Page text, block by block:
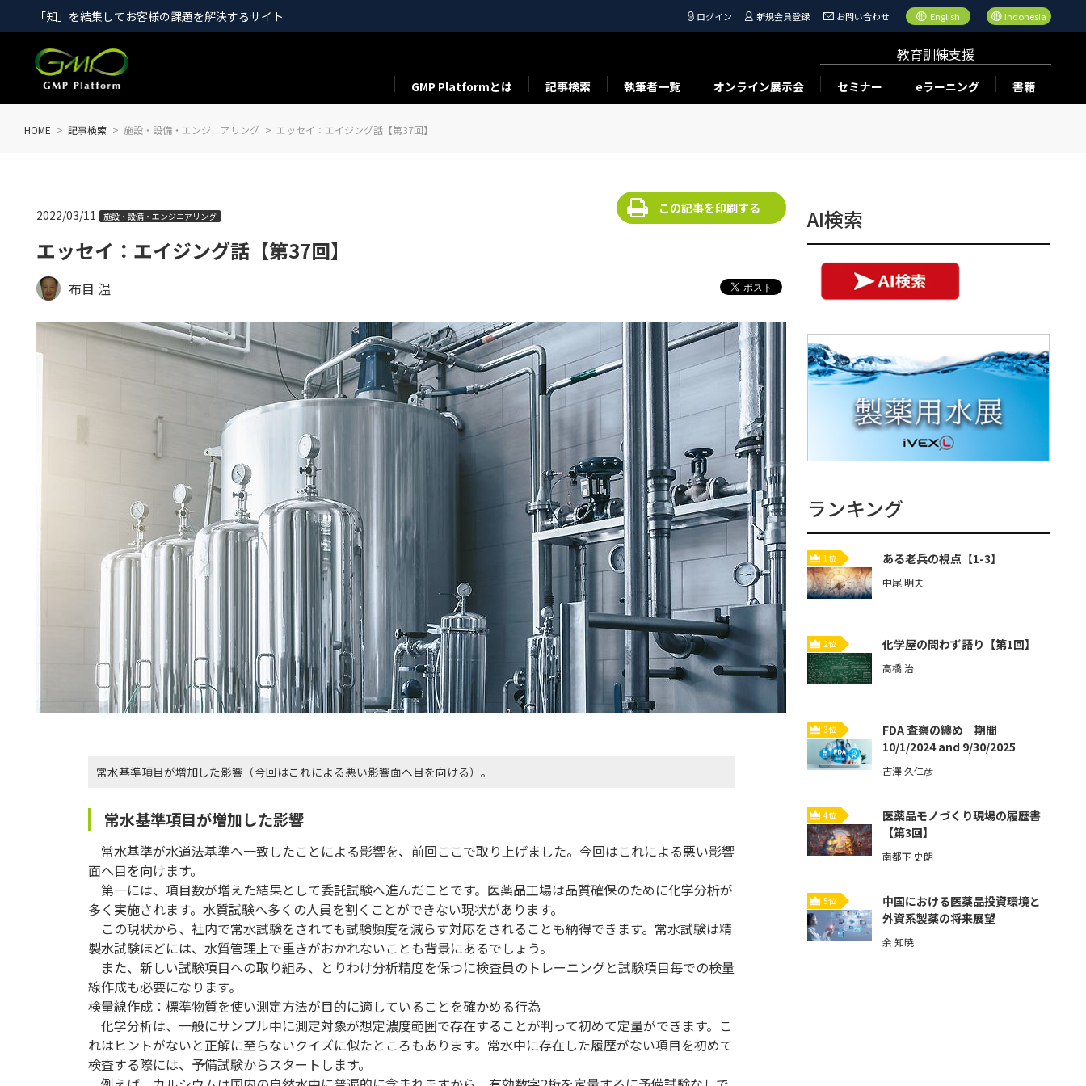
「知」を結集してお客様の課題を解決するサイト ログイン 新規会員登録 お問い合わせ English Indonesia
GMP Platformとは 記事検索 執筆者一覧 オンライン展示会
教育訓練支援
セミナー eラーニング 書籍
HOME 記事検索 施設・設備・エンジニアリング エッセイ：エイジング話【第37回】
エッセイ：エイジング話【第37回】
2022/03/11 施設・設備・エンジニアリング
この記事を印刷する
布目 温
常水基準項目が増加した影響（今回はこれによる悪い影響面へ目を向ける）。
常水基準項目が増加した影響
常水基準が水道法基準へ一致したことによる影響を、前回ここで取り上げました。今回はこれによる悪い影響
面へ目を向けます。
第一には、項目数が増えた結果として委託試験へ進んだことです。医薬品工場は品質確保のために化学分析が
多く実施されます。水質試験へ多くの人員を割くことができない現状があります。
この現状から、社内で常水試験をされても試験頻度を減らす対応をされることも納得できます。常水試験は精
製水試験ほどには、水質管理上で重きがおかれないことも背景にあるでしょう。
また、新しい試験項目への取り組み、とりわけ分析精度を保つに検査員のトレーニングと試験項目毎での検量
線作成も必要になります。
検量線作成：標準物質を使い測定方法が目的に適していることを確かめる行為
化学分析は、一般にサンプル中に測定対象が想定濃度範囲で存在することが判って初めて定量ができます。こ
れはヒントがないと正解に至らないクイズに似たところもあります。常水中に存在した履歴がない項目を初めて
検査する際には、予備試験からスタートします。
AI検索
ランキング
1位 ある老兵の視点【1-3】
中尾 明夫
2位 化学屋の問わず語り【第1回】
高橋 治
3位
FDA 査察の纏め 期間
10/1/2024 and 9/30/2025
古澤 久仁彦
4位
医薬品モノづくり現場の履歴書
【第3回】
南都下 史朗
5位
中国における医薬品投資環境と
外資系製薬の将来展望
余 知暁